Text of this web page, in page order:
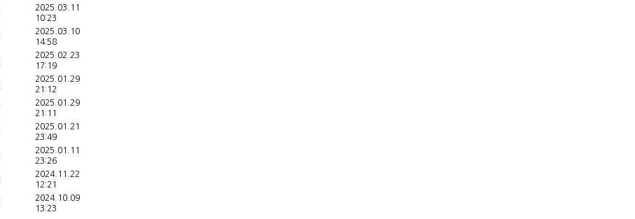
2025.03.11
10:23
2025.03.10
14:58
2025.02.23
17:19
2025.01.29
21:12
2025.01.29
21:11
2025.01.21
23:49
2025.01.11
23:26
2024.11.22
12:21
2024.10.09
13:23